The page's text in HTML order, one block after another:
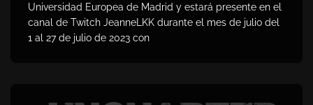
Universidad Europea de Madrid y estará presente en el
canal de Twitch JeanneLKK durante el mes de julio del
1 al 27 de julio de 2023 con